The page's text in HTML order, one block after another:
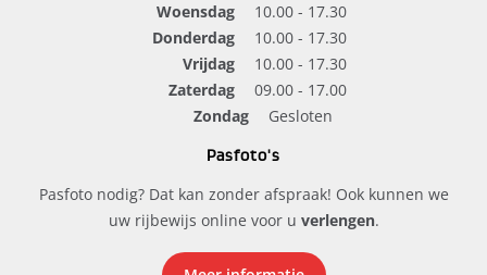
Woensdag
10.00 - 17.30
Donderdag
10.00 - 17.30
Vrijdag
10.00 - 17.30
Zaterdag
09.00 - 17.00
Zondag
Gesloten
Pasfoto's
Pasfoto nodig? Dat kan zonder afspraak! Ook kunnen we
uw rijbewijs online voor u verlengen.